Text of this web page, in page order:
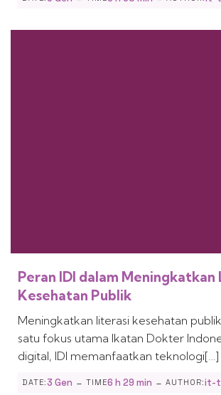
Peran IDI dalam Meningkatkan
Kesehatan Publik
Meningkatkan literasi kesehatan
satu fokus utama Ikatan Dokter
digital, IDI memanfaatkan teknologi[…]
DATE:3 Gen - TIME6 h 29 min - AUTHOR:it-